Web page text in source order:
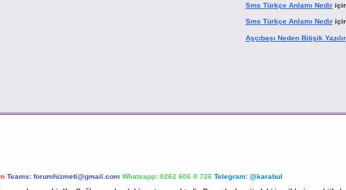
Sms Türkçe Anlamı Nedir
Sms Türkçe Anlamı Nedir
Aşçıbaşı Neden Bitişik Yazılır
Teams: forumhizmeti@gmail.com Whatsapp: 0262 606 0 726 Telegram: @karabul